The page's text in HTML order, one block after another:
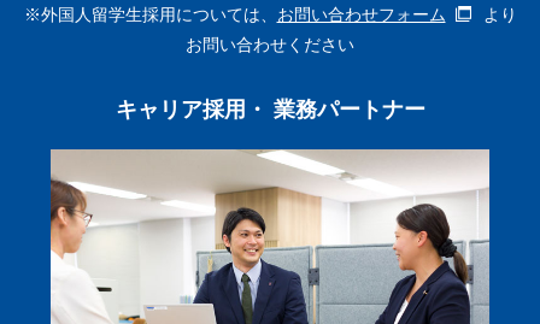
※外国人留学生採用については、 お問い合わせフォーム
より
お問い合わせください
キャリア採用・ 業務パートナー